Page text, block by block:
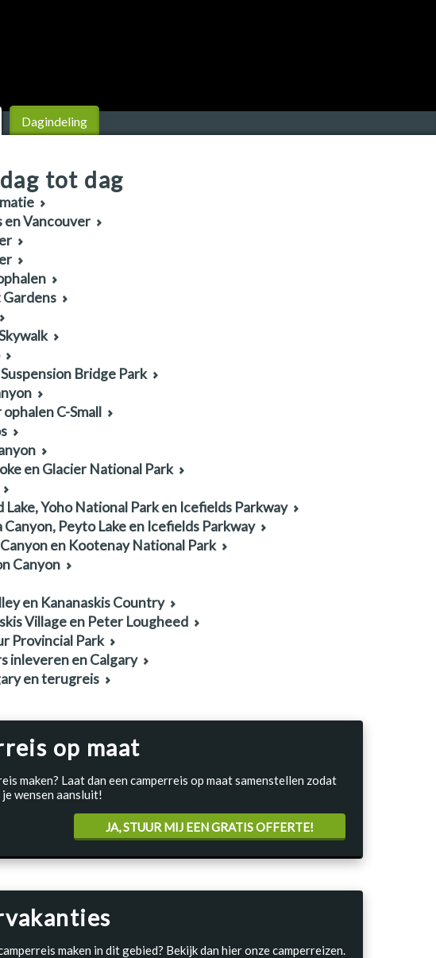
Dagindeling
tot dag
en Vancouver
Bridge Park
C-Small
en Glacier National Park
Lake, Yoho National Park en Icefields Parkway
Canyon, Peyto Lake en Icefields Parkway
en Kootenay National Park
Canyon
en Kananaskis Country
Village en Peter Lougheed
Provincial Park
inleveren en Calgary
en terugreis
op maat
maken? Laat dan een camperreis op maat samenstellen zodat
wensen aansluit!
JA, STUUR MIJ EEN GRATIS OFFERTE!
maken in dit gebied? Bekijk dan hier onze camperreizen.